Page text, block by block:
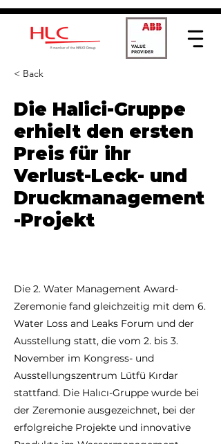
< Back
Die Halici-Gruppe
erhielt den ersten
Preis für ihr
Verlust-Leck- und
Druckmanagement
-Projekt
Die 2. Water Management Award-
Zeremonie fand gleichzeitig mit dem 6.
Water Loss and Leaks Forum und der
Ausstellung statt, die vom 2. bis 3.
November im Kongress- und
Ausstellungszentrum Lütfü Kırdar
stattfand. Die Halıcı-Gruppe wurde bei
der Zeremonie ausgezeichnet, bei der
erfolgreiche Projekte und innovative